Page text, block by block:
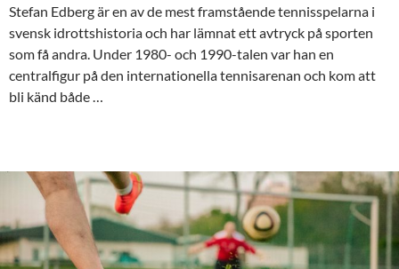
Stefan Edberg är en av de mest framstående tennisspelarna i
svensk idrottshistoria och har lämnat ett avtryck på sporten
som få andra. Under 1980- och 1990-talen var han en
centralfigur på den internationella tennisarenan och kom att
bli känd både …